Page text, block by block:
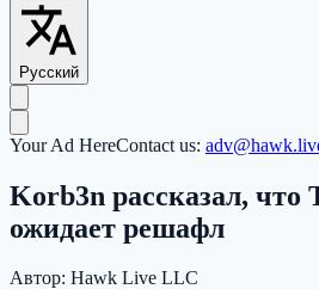
Русский
Your Ad HereContact us:
Korb3n рассказал, что
ожидает решафл
Автор: Hawk Live LLC